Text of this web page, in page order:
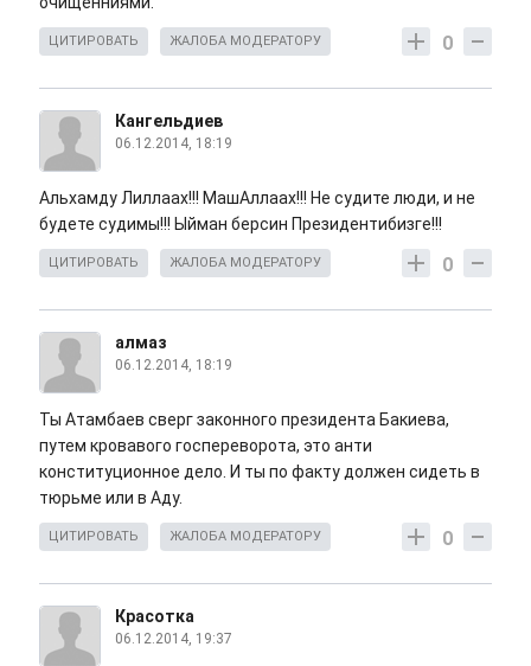
0
ЦИТИРОВАТЬ ЖАЛОБА МОДЕРАТОРУ
Кангельдиев
06.12.2014, 18:19
Альхамду Лиллаах!!! МашАллаах!!! Не судите люди, и не
будете судимы!!! Ыйман берсин Президентибизге!!!
0
ЦИТИРОВАТЬ ЖАЛОБА МОДЕРАТОРУ
aлмаз
06.12.2014, 18:19
Ты Атамбаев сверг законного президента Бакиева,
путем кровавого госпереворота, это анти
конституционное дело. И ты по факту должен сидеть в
тюрьме или в Аду.
0
ЦИТИРОВАТЬ ЖАЛОБА МОДЕРАТОРУ
Красотка
06.12.2014, 19:37